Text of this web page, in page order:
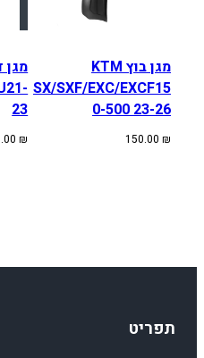
מגן בוץ KTM
SX/SXF/EXC/EXCF15
0-500 23-26
150.00 ₪
מגן
23
₪
תפריט